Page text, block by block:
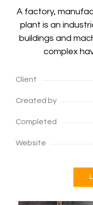
A factory,
plant is an
buildings and
complex
Client
Created by
Completed
Website